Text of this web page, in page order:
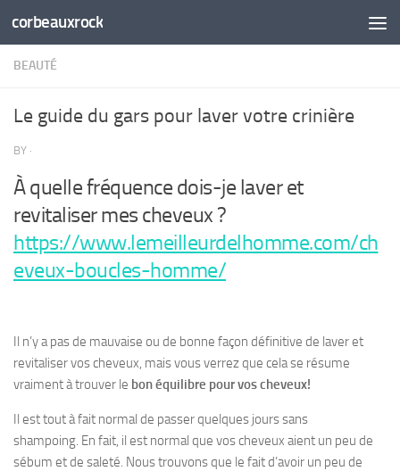
Skip to content
corbeauxrock
BEAUTÉ
Le guide du gars pour laver votre crinière
BY ·
À quelle fréquence dois-je laver et
revitaliser mes cheveux ?
https://www.lemeilleurdelhomme.com/ch
eveux-boucles-homme/
Il n’y a pas de mauvaise ou de bonne façon définitive de laver et
revitaliser vos cheveux, mais vous verrez que cela se résume
vraiment à trouver le bon équilibre pour vos cheveux!
Il est tout à fait normal de passer quelques jours sans
shampoing. En fait, il est normal que vos cheveux aient un peu de
sébum et de saleté. Nous trouvons que le fait d’avoir un peu de